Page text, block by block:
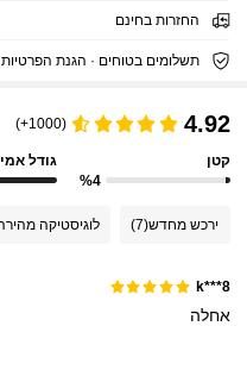
החזרות בחינם
תשלומים בטוחים · הגנת הפרטיות
4.92
(1000+)
קטן
%4
גודל
ירכש מחדש(7) לוגיסטיקה
k***8
אחלה